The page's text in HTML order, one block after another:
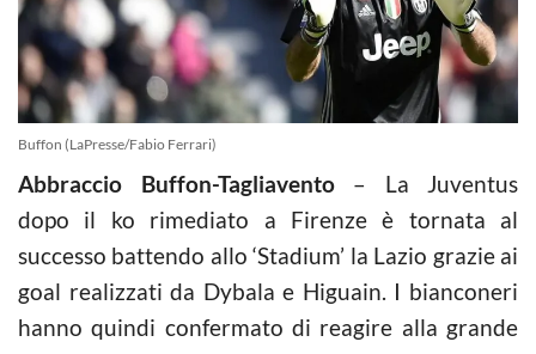
Buffon (LaPresse/Fabio Ferrari)
Abbraccio Buffon-Tagliavento– La Juventus
dopo il ko rimediato a Firenze è tornata al
successo battendo allo ‘Stadium’ la Lazio grazie ai
goal realizzati da Dybala e Higuain. I bianconeri
hanno quindi confermato di reagire alla grande